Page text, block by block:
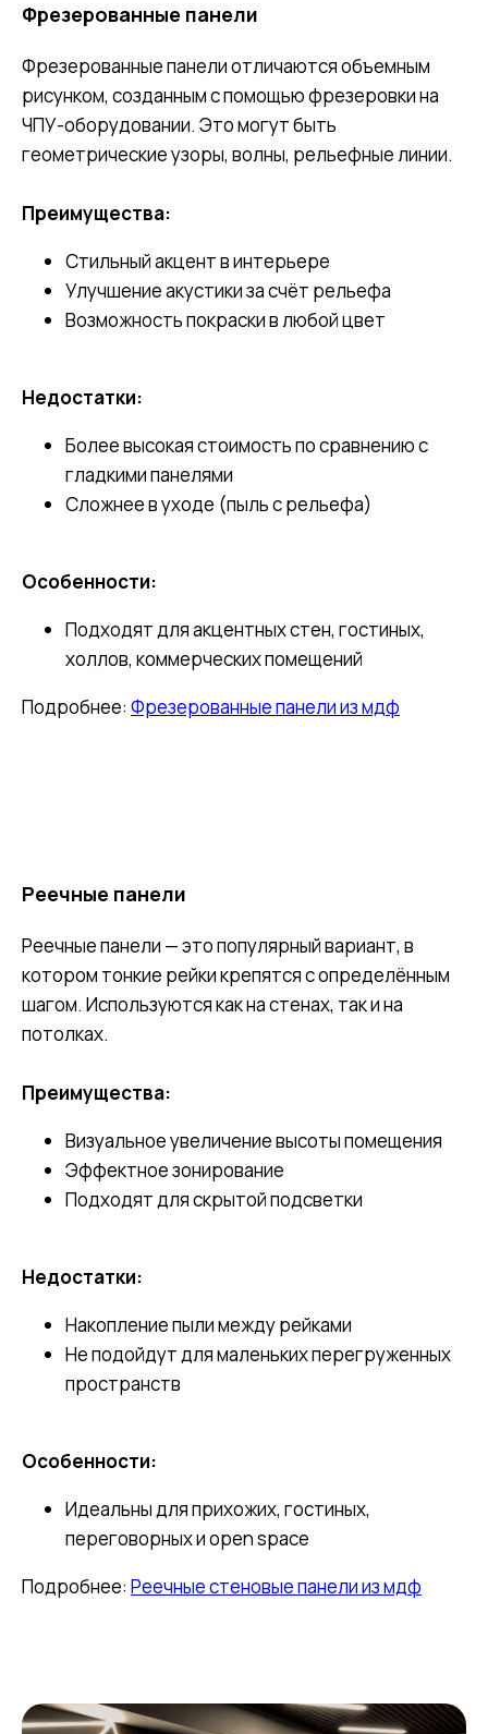
Фрезерованные панели
Фрезерованные панели отличаются объемным
рисунком, созданным с помощью фрезеровки на
ЧПУ-оборудовании. Это могут быть
геометрические узоры, волны, рельефные линии.
Преимущества:
Стильный акцент в интерьере
Улучшение акустики за счёт рельефа
Возможность покраски в любой цвет
Недостатки:
Более высокая стоимость по сравнению с
гладкими панелями
Сложнее в уходе (пыль с рельефа)
Особенности:
Подходят для акцентных стен, гостиных,
холлов, коммерческих помещений
Подробнее: Фрезерованные панели из мдф
Реечные панели
Реечные панели — это популярный вариант, в
котором тонкие рейки крепятся с определённым
шагом. Используются как на стенах, так и на
потолках.
Преимущества:
Визуальное увеличение высоты помещения
Эффектное зонирование
Подходят для скрытой подсветки
Недостатки:
Накопление пыли между рейками
Не подойдут для маленьких перегруженных
пространств
Особенности:
Идеальны для прихожих, гостиных,
переговорных и open space
Подробнее: Реечные стеновые панели из мдф